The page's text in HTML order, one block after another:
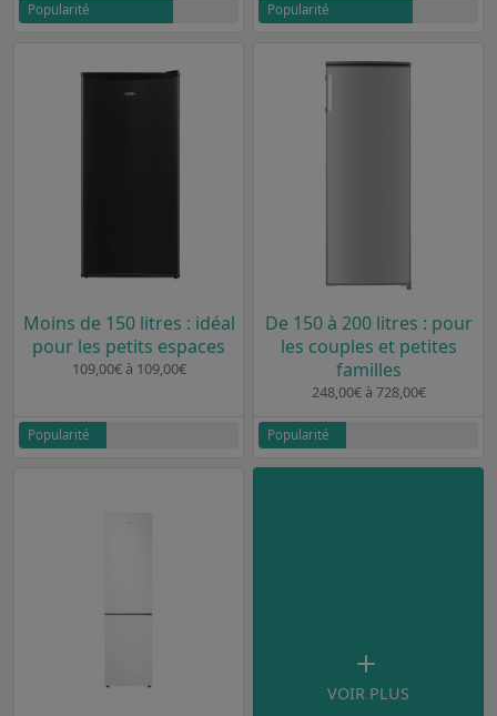
Popularité Popularité
Moins de 150 litres : idéal
pour les petits espaces
109,00€ à 109,00€
Popularité
De 150 à 200 litres : pour
les couples et petites
familles
248,00€ à 728,00€
Popularité
VOIR PLUS